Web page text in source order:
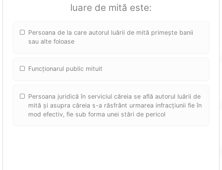
luare de mită este:
Persoana de la care autorul luării de mită primește banii
sau alte foloase
Funcționarul public mituit
Persoana juridică în serviciul căreia se află autorul luării de
mită și asupra căreia s-a răsfrânt urmarea infracțiunii fie în
mod efectiv, fie sub forma unei stări de pericol